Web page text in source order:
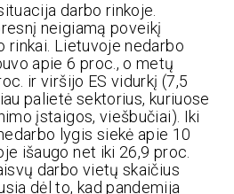
darbo rinkoje.
neigiamą poveikį
rinkai. Lietuvoje nedarbo
apie 6 proc., o metų
ir viršijo ES vidurkį (7,5
palietė sektorius, kuriuose
įstaigos, viešbučiai). Iki
lygis siekė apie 10
išaugo net iki 26,9 proc.
darbo vietų skaičius
dėl to, kad pandemija